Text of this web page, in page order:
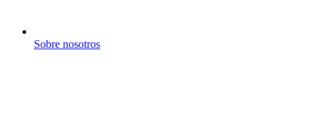
Sobre nosotros